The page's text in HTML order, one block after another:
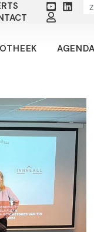
AGENDA